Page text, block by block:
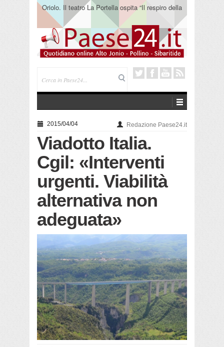
Oriolo. Il teatro La Portella ospita “Il respiro della
terra” del collettivo 365
2015/04/04 Redazione Paese24.it
Viadotto Italia.
Cgil: «Interventi
urgenti. Viabilità
alternativa non
adeguata»